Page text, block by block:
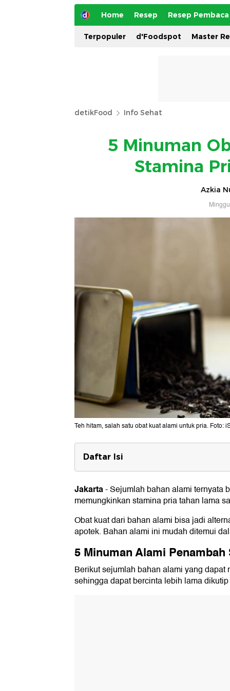
Home Resep Resep Pembaca
Terpopuler d'Foodspot Master
detikFood Info Sehat
5 Minuman
Stamina
Azkia
Teh hitam, salah satu obat kuat alami untuk pria. Foto:
Daftar Isi
5 Minuman Alami Penambah
1. Teh
2. Kopi
3. Jus Delima
4. Jus Apel
5. Jus Buah Bit
Jakarta-Sejumlah bahan alami ternyata
memungkinkan stamina pria tahan lama
Obat kuat dari bahan alami bisa jadi
apotek. Bahan alami ini mudah ditemui
5 Minuman Alami
Berikut sejumlah bahan alami yang
sehingga dapat bercinta lebih lama